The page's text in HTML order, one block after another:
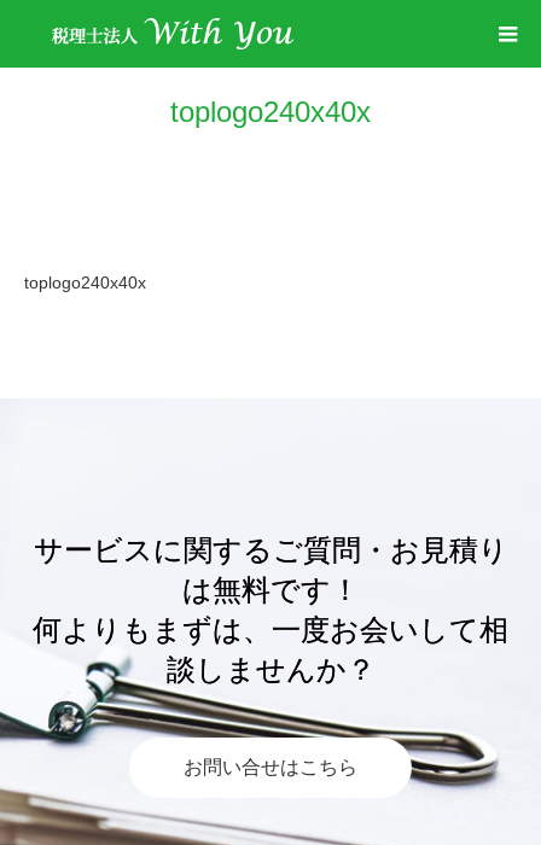
toplogo240x40x
toplogo240x40x
サービスに関するご質問・お見積り
は無料です！
何よりもまずは、一度お会いして相
談しませんか？
お問い合せはこちら